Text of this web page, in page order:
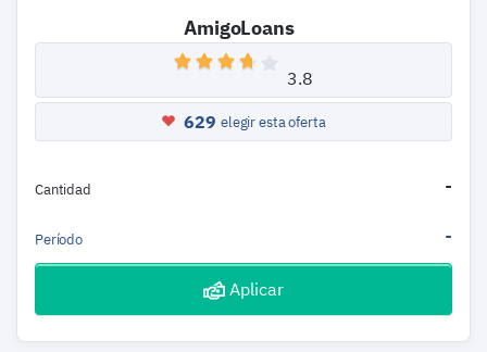
AmigoLoans
3.8
629 elegir esta oferta
Cantidad -
Período -
Aplicar